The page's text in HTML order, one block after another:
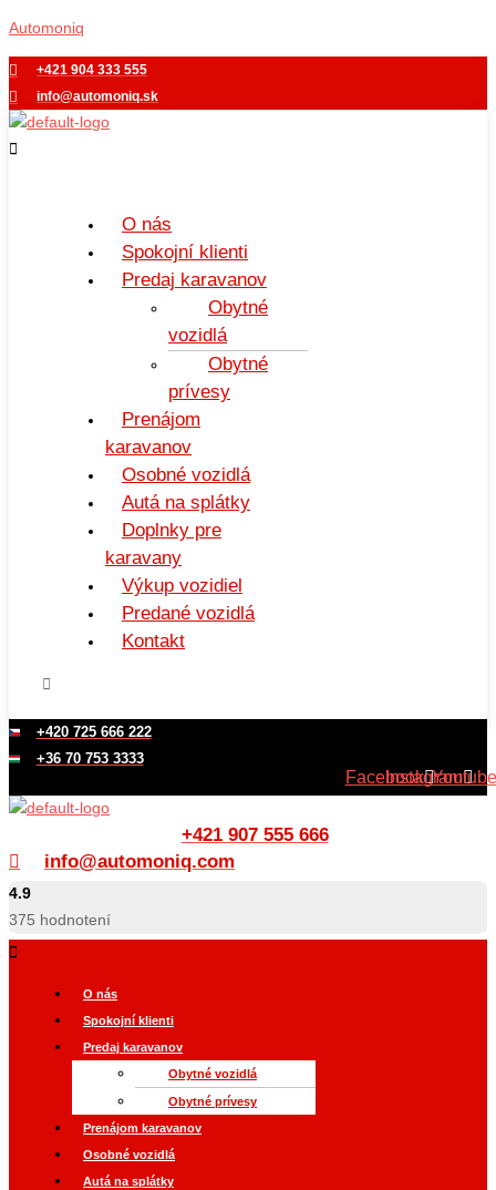
na
obsah
Automoniq
+421 904 333 555
info@automoniq.sk
O nás
Spokojní klienti
Predaj karavanov
Obytné
vozidlá
Obytné
prívesy
Prenájom
karavanov
Osobné vozidlá
Autá na splátky
Doplnky pre
karavany
Výkup vozidiel
Predané vozidlá
Kontakt
+420 725 666 222
+36 70 753 3333
FacebookInstagramYoutube
+421 907 555 666
info@automoniq.com
4.9
375 hodnotení
Menu
O nás
Spokojní klienti
Predaj karavanov
Obytné vozidlá
Obytné prívesy
Prenájom karavanov
Osobné vozidlá
Autá na splátky